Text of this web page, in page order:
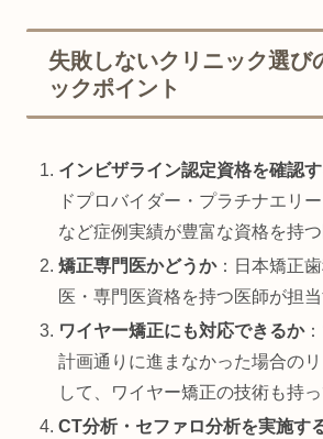
失敗しないクリニック選び
ックポイント
インビザライン認定資格を確認
ドプロバイダー・プラチナエリ
など症例実績が豊富な資格を持
矯正専門医かどうか：日本矯正
医・専門医資格を持つ医師が担
ワイヤー矯正にも対応できるか
計画通りに進まなかった場合の
して、ワイヤー矯正の技術も持
CT分析・セファロ分析を実施す